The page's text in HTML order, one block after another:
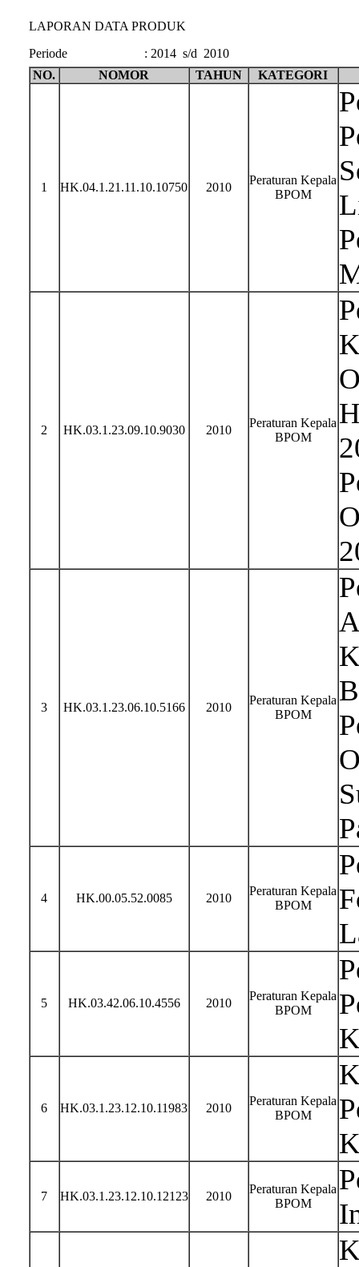
LAPORAN DATA PRODUK
Periode
: 2014 s/d 2010
NO.
NOMOR TAHUN KATEGORI
1 HK.04.1.21.11.10.10750 2010
Peraturan Kepala
BPOM
2 HK.03.1.23.09.10.9030 2010
Peraturan Kepala
BPOM
3 HK.03.1.23.06.10.5166 2010
Peraturan Kepala
BPOM
4 HK.00.05.52.0085 2010
Peraturan Kepala
BPOM
5 HK.03.42.06.10.4556 2010
Peraturan Kepala
BPOM
6 HK.03.1.23.12.10.11983 2010
Peraturan Kepala
BPOM
7 HK.03.1.23.12.10.12123 2010
Peraturan Kepala
BPOM